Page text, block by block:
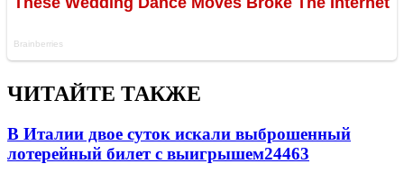
ЧИТАЙТЕ ТАКЖЕ
В Италии двое суток искали выброшенный
лотерейный билет с выигрышем24463